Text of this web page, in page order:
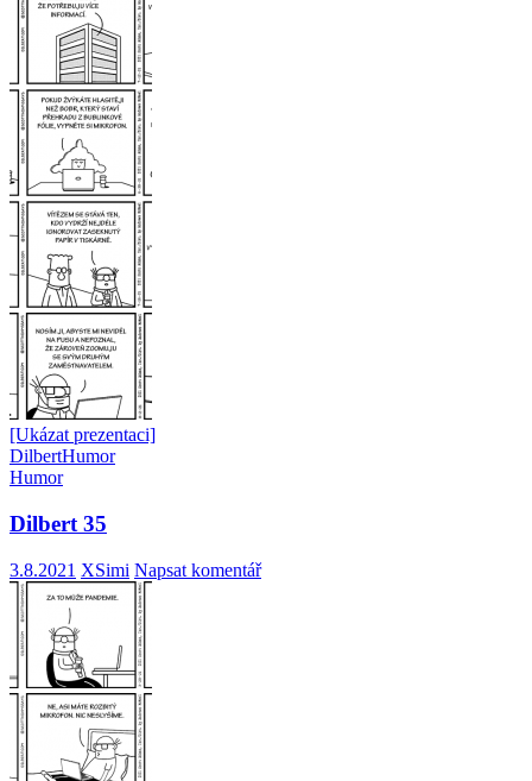
[Ukázat prezentaci]
DilbertHumor
Humor
Dilbert 35
3.8.2021 XSimi Napsat komentář